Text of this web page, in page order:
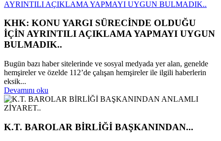
AYRINTILI AÇIKLAMA YAPMAYI UYGUN BULMADIK..
KHK: KONU YARGI SÜRECİNDE OLDUĞU
İÇİN AYRINTILI AÇIKLAMA YAPMAYI UYGUN
BULMADIK..
Bugün bazı haber sitelerinde ve sosyal medyada yer alan, genelde
hemşireler ve özelde 112’de çalışan hemşireler ile ilgili haberlerin
eksik...
Devamını oku
K.T. BAROLAR BİRLİĞİ BAŞKANINDAN...